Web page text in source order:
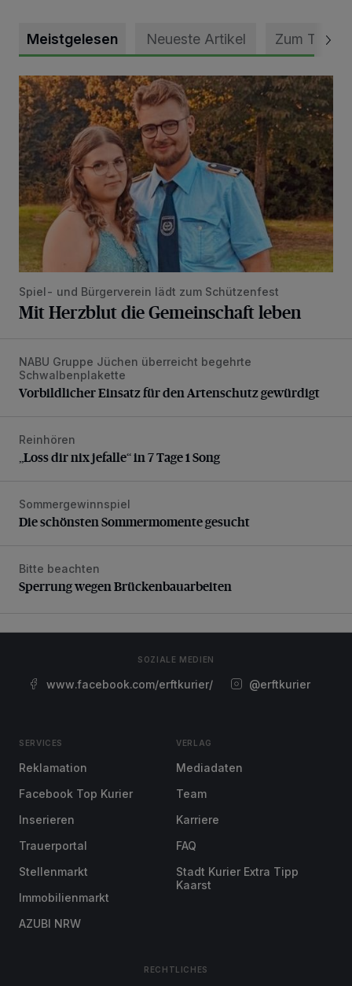
Meistgelesen Neueste Artikel Zum Thema
Mit Herzblut die Gemeinschaft leben
Spiel- und Bürgerverein lädt zum Schützenfest
Mit Herzblut die Gemeinschaft leben
Vorbildlicher Einsatz für den Artenschutz gewürdigt
NABU Gruppe Jüchen überreicht begehrte
Schwalbenplakette
Vorbildlicher Einsatz für den Artenschutz gewürdigt
„Loss dir nix jefalle“ in 7 Tage 1 Song
Reinhören
„Loss dir nix jefalle“ in 7 Tage 1 Song
Die schönsten Sommermomente gesucht
Sommergewinnspiel
Die schönsten Sommermomente gesucht
Sperrung wegen Brückenbauarbeiten
Bitte beachten
Sperrung wegen Brückenbauarbeiten
SOZIALE MEDIEN
www.facebook.com/erftkurier/ @erftkurier
SERVICES
Reklamation
Facebook Top Kurier
Inserieren
Trauerportal
Stellenmarkt
Immobilienmarkt
AZUBI NRW
VERLAG
Mediadaten
Team
Karriere
FAQ
Stadt Kurier Extra Tipp
Kaarst
RECHTLICHES